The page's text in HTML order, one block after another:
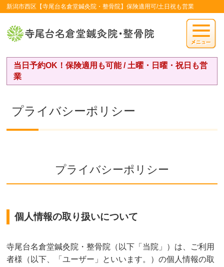
新潟市西区【寺尾台名倉堂鍼灸院・整骨院】保険適用可/土日祝も営業
当日予約OK！保険適用も可能 / 土曜・日曜・祝日も営
業
プライバシーポリシー
プライバシーポリシー
個人情報の取り扱いについて
寺尾台名倉堂鍼灸院・整骨院（以下「当院」）は、ご利用
者様（以下、「ユーザー」といいます。）の個人情報の取